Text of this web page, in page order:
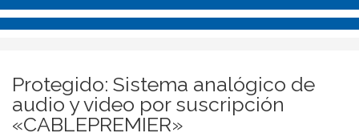
Protegido: Sistema analógico de
audio y video por suscripción
«CABLEPREMIER»